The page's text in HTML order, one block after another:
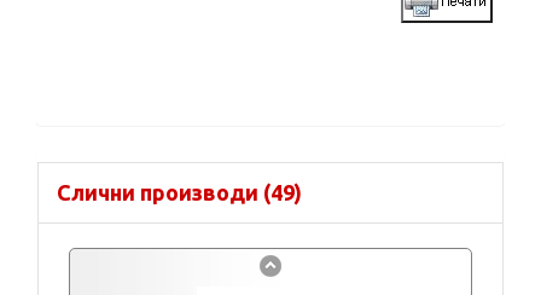
Слични производи (49)